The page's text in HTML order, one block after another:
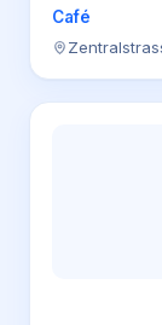
Café